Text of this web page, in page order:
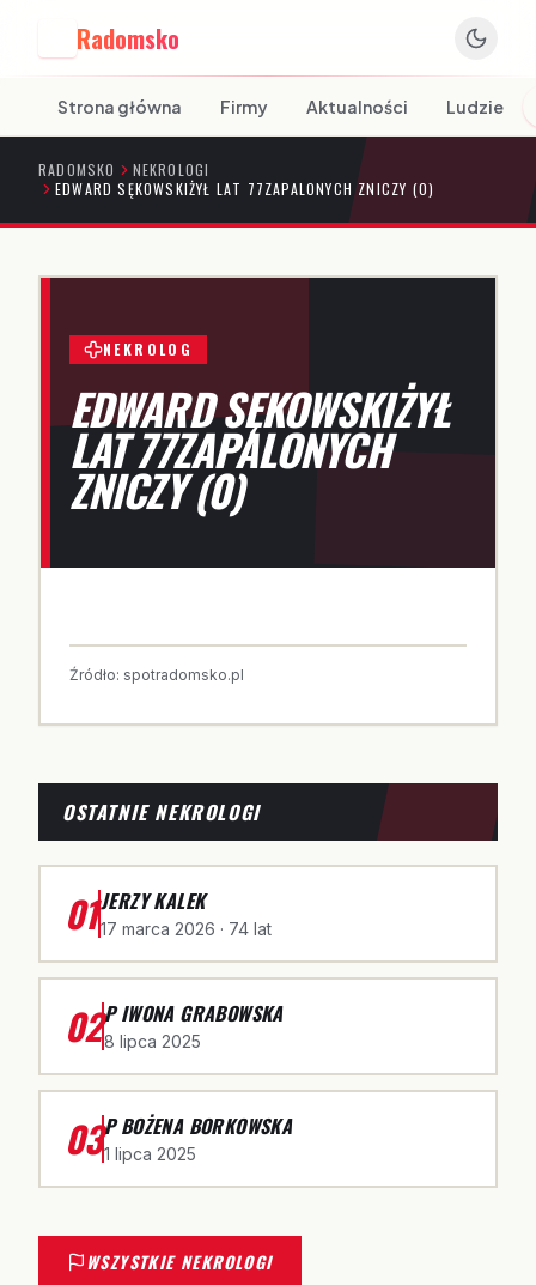
Radomsko
Strona główna Firmy Aktualności Ludzie
RADOMSKO
NEKROLOGI
EDWARD SĘKOWSKIŻYŁ LAT 77ZAPALONYCH ZNICZY (0)
NEKROLOG
EDWARD SĘKOWSKIŻYŁ
LAT 77ZAPALONYCH
ZNICZY (0)
Źródło: spotradomsko.pl
OSTATNIE NEKROLOGI
01JERZY KALEK
17 marca 2026 · 74 lat
02P IWONA GRABOWSKA
8 lipca 2025
03P BOŻENA BORKOWSKA
1 lipca 2025
WSZYSTKIE NEKROLOGI